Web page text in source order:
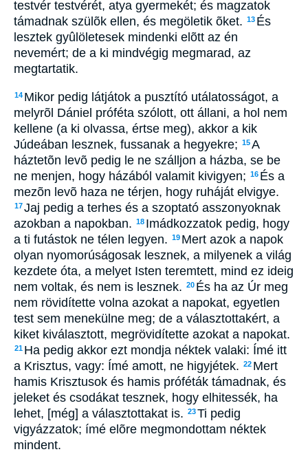
testvér testvérét, atya gyermekét; és magzatok
támadnak szülõk ellen, és megöletik õket. 13 És
lesztek gyûlöletesek mindenki elõtt az én
nevemért; de a ki mindvégig megmarad, az
megtartatik.
14 Mikor pedig látjátok a pusztító utálatosságot, a
melyrõl Dániel próféta szólott, ott állani, a hol nem
kellene (a ki olvassa, értse meg), akkor a kik
Júdeában lesznek, fussanak a hegyekre; 15A
háztetõn levõ pedig le ne szálljon a házba, se be
ne menjen, hogy házából valamit kivigyen; 16 És a
mezõn levõ haza ne térjen, hogy ruháját elvigye.
17Jaj pedig a terhes és a szoptató asszonyoknak
azokban a napokban. 18 Imádkozzatok pedig, hogy
a ti futástok ne télen legyen. 19 Mert azok a napok
olyan nyomorúságosak lesznek, a milyenek a világ
kezdete óta, a melyet Isten teremtett, mind ez ideig
nem voltak, és nem is lesznek. 20 És ha az Úr meg
nem rövidítette volna azokat a napokat, egyetlen
test sem menekülne meg; de a választottakért, a
kiket kiválasztott, megrövidítette azokat a napokat.
21 Ha pedig akkor ezt mondja néktek valaki: Ímé itt
a Krisztus, vagy: Ímé amott, ne higyjétek. 22 Mert
hamis Krisztusok és hamis próféták támadnak, és
jeleket és csodákat tesznek, hogy elhitessék, ha
lehet, [még] a választottakat is. 23Ti pedig
vigyázzatok; ímé elõre megmondottam néktek
mindent.